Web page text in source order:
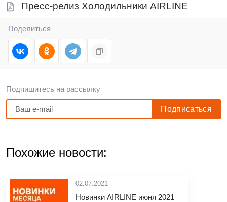
Пресс-релиз Холодильники AIRLINE
Поделиться
Подпишитесь на рассылку
Похожие новости:
02.07.2021
Новинки AIRLINE июня 2021